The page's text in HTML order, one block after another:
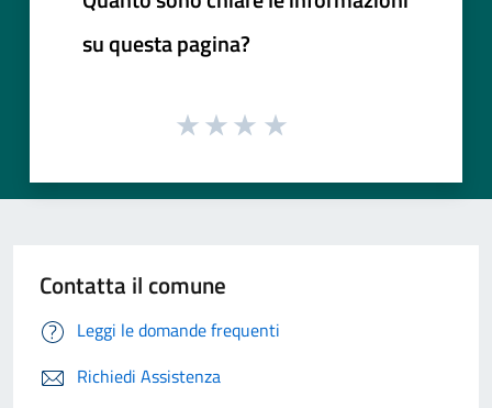
su questa pagina?
Contatta il comune
Leggi le domande frequenti
Richiedi Assistenza